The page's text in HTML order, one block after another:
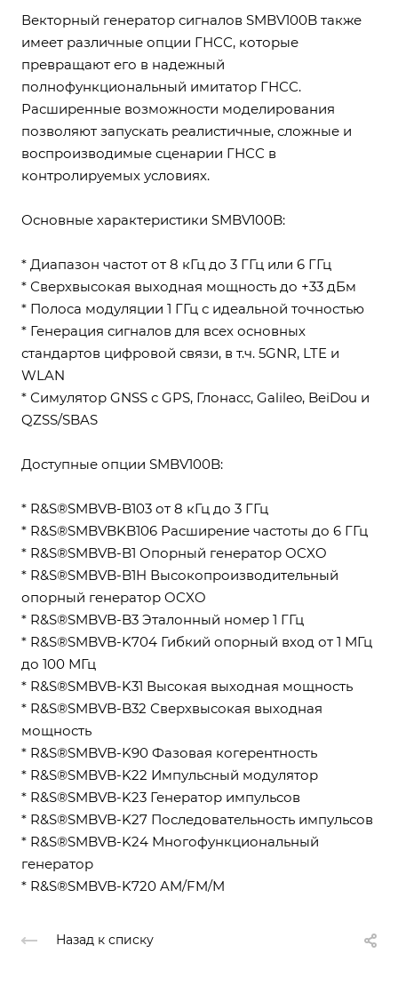
Векторный генератор сигналов SMBV100B также
имеет различные опции ГНСС, которые
превращают его в надежный
полнофункциональный имитатор ГНСС.
Расширенные возможности моделирования
позволяют запускать реалистичные, сложные и
воспроизводимые сценарии ГНСС в
контролируемых условиях.
Основные характеристики SMBV100B:
* Диапазон частот от 8 кГц до 3 ГГц или 6 ГГц
* Сверхвысокая выходная мощность до +33 дБм
* Полоса модуляции 1 ГГц с идеальной точностью
* Генерация сигналов для всех основных
стандартов цифровой связи, в т.ч. 5GNR, LTE и
WLAN
* Симулятор GNSS с GPS, Глонасс, Galileo, BeiDou и
QZSS/SBAS
Доступные опции SMBV100B:
* R&S®SMBVB-B103 от 8 кГц до 3 ГГц
* R&S®SMBVBKB106 Расширение частоты до 6 ГГц
* R&S®SMBVB-B1 Опорный генератор OCXO
* R&S®SMBVB-B1H Высокопроизводительный
опорный генератор OCXO
* R&S®SMBVB-B3 Эталонный номер 1 ГГц
* R&S®SMBVB-K704 Гибкий опорный вход от 1 МГц
до 100 МГц
* R&S®SMBVB-K31 Высокая выходная мощность
* R&S®SMBVB-B32 Сверхвысокая выходная
мощность
* R&S®SMBVB-K90 Фазовая когерентность
* R&S®SMBVB-K22 Импульсный модулятор
* R&S®SMBVB-K23 Генератор импульсов
* R&S®SMBVB-K27 Последовательность импульсов
* R&S®SMBVB-K24 Многофункциональный
генератор
* R&S®SMBVB-K720 AM/FM/M
Назад к списку